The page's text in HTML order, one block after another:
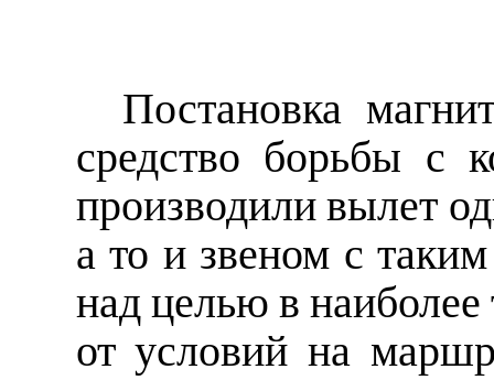
Постановка
средство борьбы с
производили вылет
а то и звеном с
над целью в
от условий на